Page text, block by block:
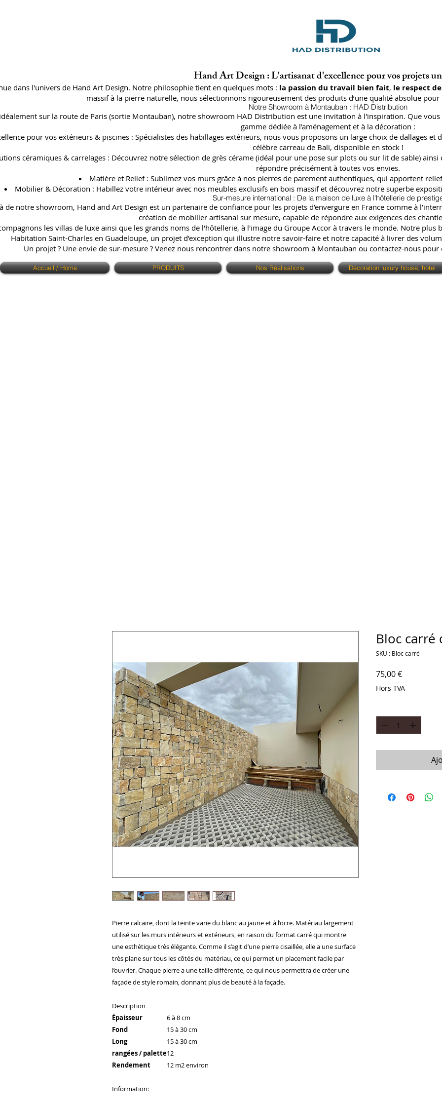
Hand Art Design : L'artisanat d'excellence pour vos projets
dans l'univers de Hand Art Design. Notre philosophie tient en quelques mots : la passion du travail bien fait, le respect
massif à la pierre naturelle, nous sélectionnons rigoureusement des produits d’une qualité absolue pour
Notre Showroom à Montauban : HAD Distribution
sur la route de Paris (sortie Montauban), notre showroom HAD Distribution est une invitation à l'inspiration. Que
gamme dédiée à l'aménagement et à la décoration :
pour vos extérieurs & piscines : Spécialistes des habillages extérieurs, nous vous proposons un large choix de dallages
célèbre carreau de Bali, disponible en stock !
céramiques & carrelages : Découvrez notre sélection de grès cérame (idéal pour une pose sur plots ou sur lit de sable)
répondre précisément à toutes vos envies.
Matière et Relief : Sublimez vos murs grâce à nos pierres de parement authentiques, qui apportent
Mobilier & Décoration : Habillez votre intérieur avec nos meubles exclusifs en bois massif et découvrez notre superbe
Sur-mesure international : De la maison de luxe à l'hôtellerie de
de notre showroom, Hand and Art Design est un partenaire de confiance pour les projets d’envergure en France comme à
création de mobilier artisanal sur mesure, capable de répondre aux exigences des
les villas de luxe ainsi que les grands noms de l'hôtellerie, à l'image du Groupe Accor à travers le monde. Notre
Habitation Saint-Charles en Guadeloupe, un projet d'exception qui illustre notre savoir-faire et notre capacité à livrer des
Un projet ? Une envie de sur-mesure ? Venez nous rencontrer dans notre showroom à Montauban ou contactez-nous
Accueil / Home PRODUITS Nos Réalisations Décoration luxury house, hotel
Pierre calcaire, dont la teinte varie du blanc au jaune et à l’ocre. Matériau largement
utilisé sur les murs intérieurs et extérieurs, en raison du format carré qui montre
une esthétique très élégante. Comme il s’agit d’une pierre cisaillée, elle a une surface
très plane sur tous les côtés du matériau, ce qui permet un placement facile par
l’ouvrier. Chaque pierre a une taille différente, ce qui nous permettra de créer une
façade de style romain, donnant plus de beauté à la façade.
Description
Épaisseur
6 à 8 cm
Fond
15 à 30 cm
Long
15 à 30 cm
rangées / palette12
Rendement
12 m2 environ
Information:
Bloc carré
SKU : Bloc carré
75,00 €Prix
Hors TVA